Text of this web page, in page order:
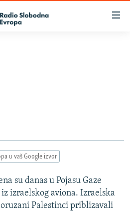
u vaš Google izvor
su danas u Pojasu Gaze
izraelskog aviona. Izraelska
Palestinci priblizavali